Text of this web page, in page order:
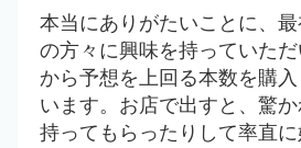
本当にありがたいことに、
の方々に興味を持っていた
から予想を上回る本数を購
います。お店で出すと、驚
持ってもらったりして率直に